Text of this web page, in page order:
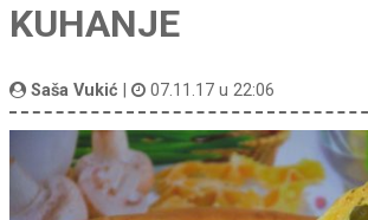
KUHANJE
Saša Vukić 07.11.17 u 22:06